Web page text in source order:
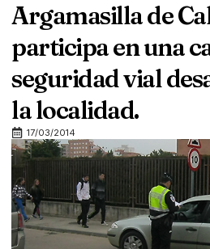
Argamasilla de
participa en una
seguridad vial
la localidad.
17/03/2014